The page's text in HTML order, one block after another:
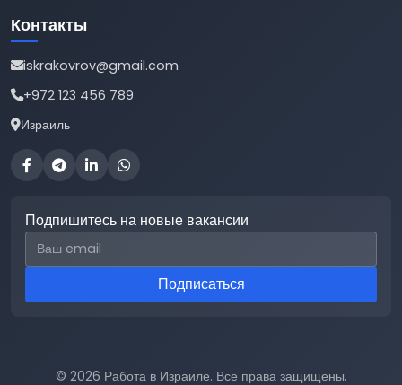
Контакты
iskrakovrov@gmail.com
+972 123 456 789
Израиль
Подпишитесь на новые вакансии
Email для подписки
Подписаться
© 2026 Работа в Израиле. Все права защищены.